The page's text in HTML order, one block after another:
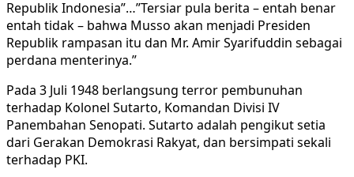
Republik Indonesia”…”Tersiar pula berita – entah benar
entah tidak – bahwa Musso akan menjadi Presiden
Republik rampasan itu dan Mr. Amir Syarifuddin sebagai
perdana menterinya.”
Pada 3 Juli 1948 berlangsung terror pembunuhan
terhadap Kolonel Sutarto, Komandan Divisi IV
Panembahan Senopati. Sutarto adalah pengikut setia
dari Gerakan Demokrasi Rakyat, dan bersimpati sekali
terhadap PKI.